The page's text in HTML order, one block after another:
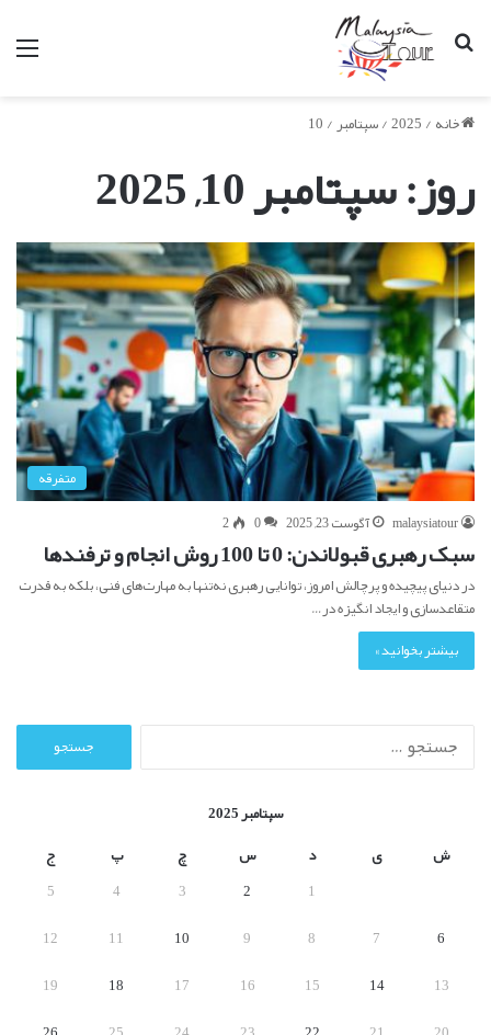
جستجو
خانه/
2025
/سپتامبر/
10
روز:سپتامبر 10, 2025
متفرقه
malaysiatour
آگوست 23, 2025 0
2
سبک رهبری قبولاندن: 0 تا 100 روش انجام و ترفندها
در دنیای پیچیده و پرچالش امروز، توانایی رهبری نه‌تنها به مهارت‌های فنی، بلکه به قدرت
متقاعدسازی و ایجاد انگیزه در…
بیشتر بخوانید »
سپتامبر 2025
ش
ی د س چ پ
ج
1
2
3
4
5
6
7
8
9
10
11
12
13
14
15
16
17
18
19